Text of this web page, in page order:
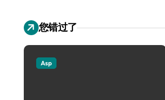
您错过了
Asp